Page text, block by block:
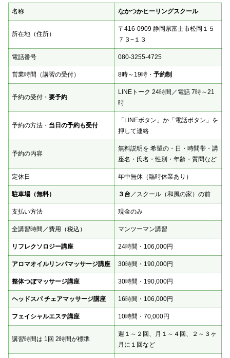
名称 なかつかヒーリングスクール
所在地（住所）
〒416-0909 静岡県富士市松岡１５
７３−１３
電話番号 080-3255-4725
営業時間（講習の受付） 8時～19時・ 予約制
予約の受付・ 要予約
LINEトーク 24時間／電話 7時～21
時
予約の方法・ 当日の予約も受付
「LINEボタン」か「電話ボタン」を
押して連絡
予約の内容
無料説明を 希望の・日・時間帯・講
座名・氏名・性別・年齢・質問など
定休日 年中無休（臨時休業あり）
駐車場（無料） ３台／スクール（和風の家）の前
支払い方法 現金のみ
全講習時間／費用（税込） マンツーマン講習
リフレクソロジー講座 24時間・106,000円
アロマオイルリンパマッサージ講座 30時間・190,000円
整体つぼマッサージ講座 30時間・190,000円
ヘッドスパ チェアマッサージ講座 16時間・106,000円
フェイシャルエステ講座 10時間・70,000円
講習時間は 1回 2時間が標準
週１～２回、月１～４回、２～３ヶ
月に１回など